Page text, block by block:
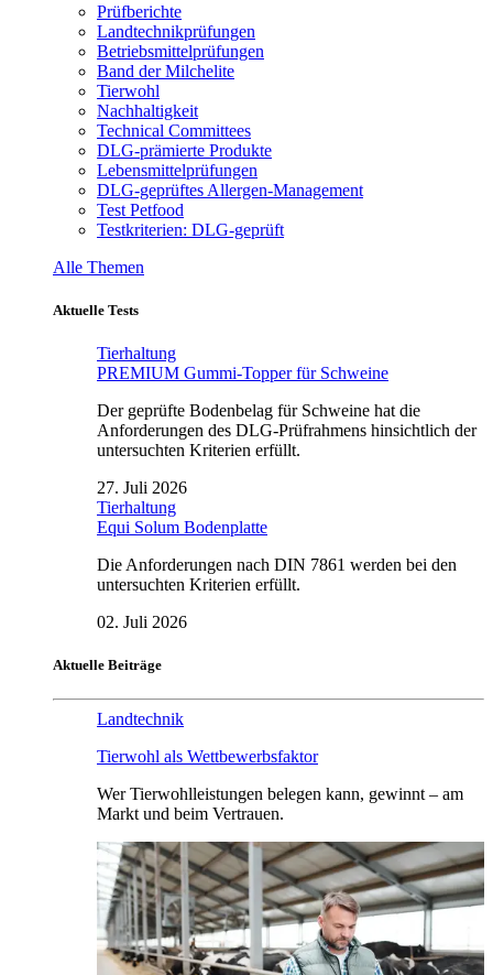
Prüfberichte
Landtechnikprüfungen
Betriebsmittelprüfungen
Band der Milchelite
Tierwohl
Nachhaltigkeit
Technical Committees
DLG-prämierte Produkte
Lebensmittelprüfungen
DLG-geprüftes Allergen-Management
Test Petfood
Testkriterien: DLG-geprüft
Alle Themen
Aktuelle Tests
Tierhaltung
PREMIUM Gummi-Topper für Schweine
Der geprüfte Bodenbelag für Schweine hat die
Anforderungen des DLG-Prüfrahmens hinsichtlich der
untersuchten Kriterien erfüllt.
27. Juli 2026
Tierhaltung
Equi Solum Bodenplatte
Die Anforderungen nach DIN 7861 werden bei den
untersuchten Kriterien erfüllt.
02. Juli 2026
Aktuelle Beiträge
Landtechnik
Tierwohl als Wettbewerbsfaktor
Wer Tierwohlleistungen belegen kann, gewinnt – am
Markt und beim Vertrauen.